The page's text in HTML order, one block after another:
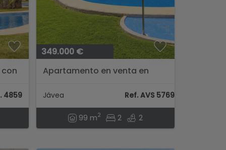
4859
349.000 €
Apartamento en venta en
Jávea Ref. AVS 57694
99 m2 2 2